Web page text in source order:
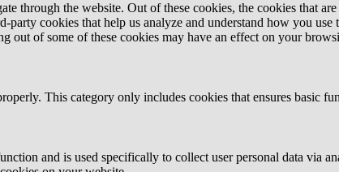
through the website. Out of these cookies, the cookies that
cookies that help us analyze and understand how you
out of some of these cookies may have an effect on your
This category only includes cookies that ensures basic
and is used specifically to collect user personal data via